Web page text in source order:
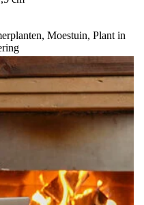
Moestuin, Plant in